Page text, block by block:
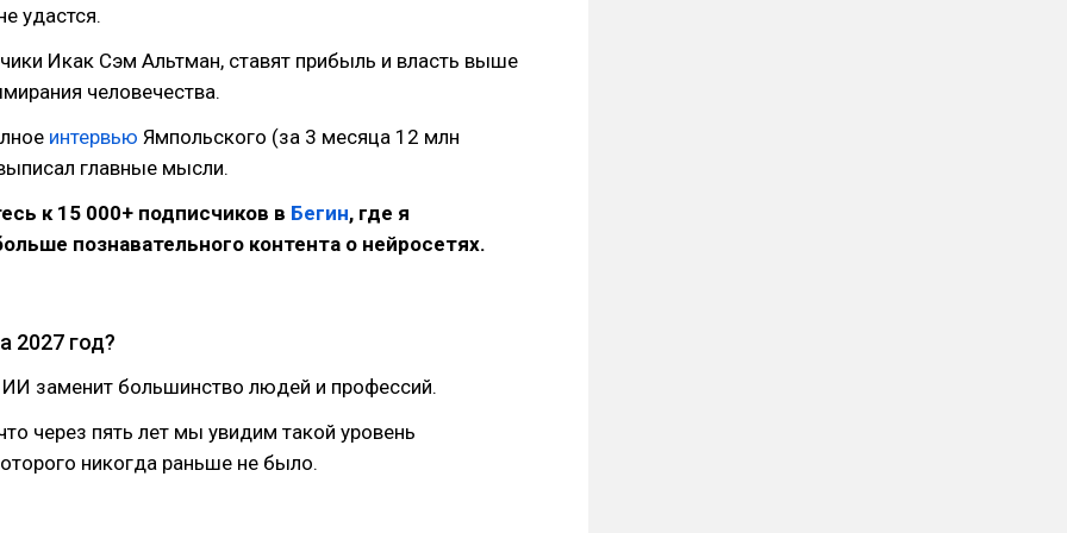
удастся.
Икак Сэм Альтман, ставят прибыль и власть выше
человечества.
интервью Ямпольского (за 3 месяца 12 млн
главные мысли.
к 15 000+ подписчиков в Бегин, где я
познавательного контента о нейросетях.
2027 год?
заменит большинство людей и профессий.
через пять лет мы увидим такой уровень
никогда раньше не было.